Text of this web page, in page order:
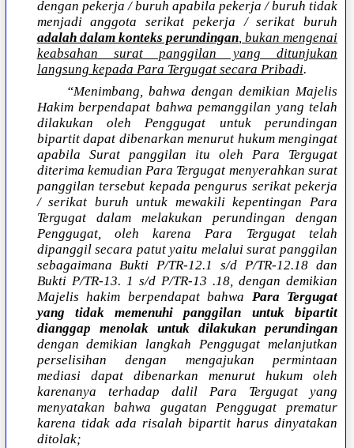
dengan pekerja / buruh apabila pekerja / buruh tidak
menjadi anggota serikat pekerja / serikat buruh
adalah dalam konteks perundingan, bukan mengenai
keabsahan surat panggilan yang ditunjukan
langsung kepada Para Tergugat secara Pribadi.
“Menimbang, bahwa dengan demikian Majelis
Hakim berpendapat bahwa pemanggilan yang telah
dilakukan oleh Penggugat untuk perundingan
bipartit dapat dibenarkan menurut hukum mengingat
apabila Surat panggilan itu oleh Para Tergugat
diterima kemudian Para Tergugat menyerahkan surat
panggilan tersebut kepada pengurus serikat pekerja
/ serikat buruh untuk mewakili kepentingan Para
Tergugat dalam melakukan perundingan dengan
Penggugat, oleh karena Para Tergugat telah
dipanggil secara patut yaitu melalui surat panggilan
sebagaimana Bukti P/TR-12.1 s/d P/TR-12.18 dan
Bukti P/TR-13. 1 s/d P/TR-13 .18, dengan demikian
Majelis hakim berpendapat bahwa Para Tergugat
yang tidak memenuhi panggilan untuk bipartit
dianggap menolak untuk dilakukan perundingan
dengan demikian langkah Penggugat melanjutkan
perselisihan dengan mengajukan permintaan
mediasi dapat dibenarkan menurut hukum oleh
karenanya terhadap dalil Para Tergugat yang
menyatakan bahwa gugatan Penggugat prematur
karena tidak ada risalah bipartit harus dinyatakan
ditolak;